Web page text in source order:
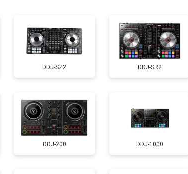
от 60 мин от 1000 ₽
DDJ-SZ2 DDJ-SR2
DDJ-200 DDJ-1000